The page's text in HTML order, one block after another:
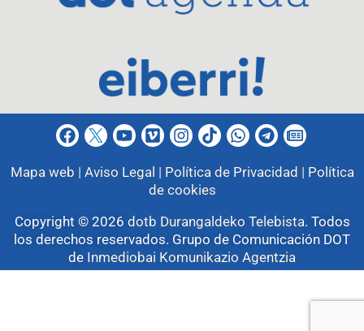
Mapa web | Aviso Legal | Política de Privacidad | Política
de cookies
Copyright © 2026 dotb Durangaldeko Telebista. Todos
los derechos reservados. Grupo de Comunicación DOT
de Inmediobai Komunikazio Agentzia